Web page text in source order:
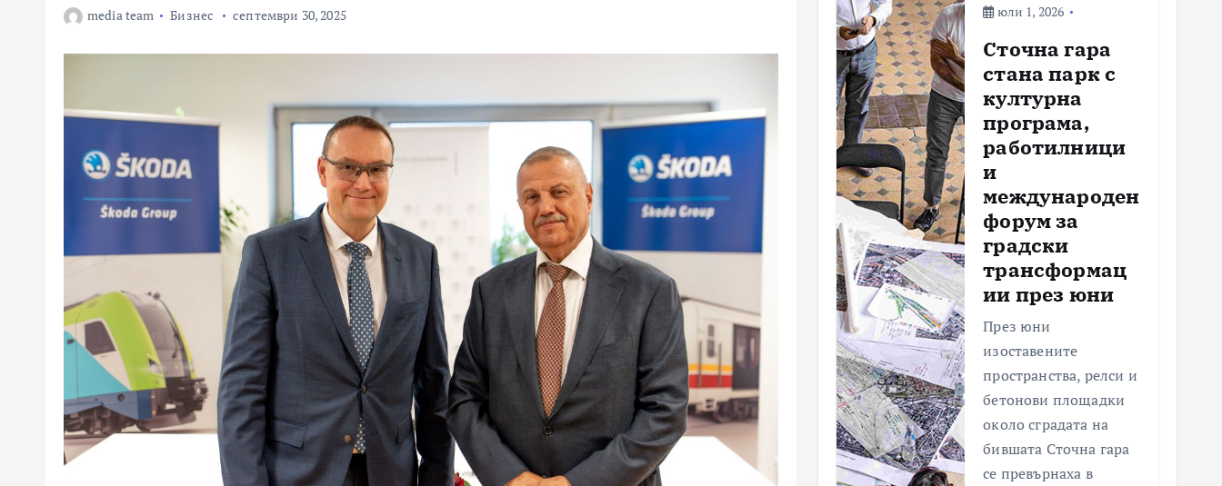
media team Бизнес септември 30, 2025
юли 1, 2026
Сточна гара
стана парк с
културна
програма,
работилници
и
международен
форум за
градски
трансформац
ии през юни
През юни
изоставените
пространства, релси и
бетонови площадки
около сградата на
бившата Сточна гара
се превърнаха в